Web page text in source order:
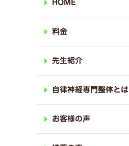
HOME
料金
先生紹介
自律神経専門整体とは
お客様の声